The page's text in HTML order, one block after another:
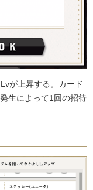
が上昇する。カード
生によって1回の招待